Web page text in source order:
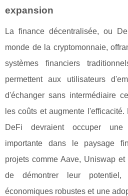
expansion
La finance décentralisée, ou
monde de la cryptomonnaie,
systèmes financiers
permettent aux utilisateurs
d'échanger sans intermédiaire
les coûts et augmente
DeFi devraient occuper
importante dans le paysage
projets comme Aave, Uniswap
de démontrer leur
économiques robustes et une